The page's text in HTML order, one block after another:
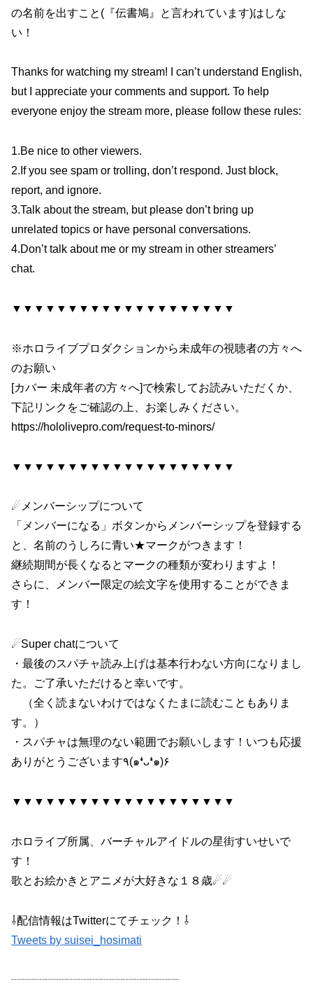
の名前を出すこと(『伝書鳩』と言われています)はしな
い！
Thanks for watching my stream! I can’t understand English,
but I appreciate your comments and support. To help
everyone enjoy the stream more, please follow these rules:
1.Be nice to other viewers.
2.If you see spam or trolling, don’t respond. Just block,
report, and ignore.
3.Talk about the stream, but please don’t bring up
unrelated topics or have personal conversations.
4.Don’t talk about me or my stream in other streamers’
chat.
▼▼▼▼▼▼▼▼▼▼▼▼▼▼▼▼▼▼▼▼
※ホロライブプロダクションから未成年の視聴者の方々へ
のお願い
[カバー 未成年者の方々へ]で検索してお読みいただくか、
下記リンクをご確認の上、お楽しみください。
https://hololivepro.com/request-to-minors/
▼▼▼▼▼▼▼▼▼▼▼▼▼▼▼▼▼▼▼▼
☄メンバーシップについて
「メンバーになる」ボタンからメンバーシップを登録する
と、名前のうしろに青い★マークがつきます！
継続期間が長くなるとマークの種類が変わりますよ！
さらに、メンバー限定の絵文字を使用することができま
す！
☄Super chatについて
・最後のスパチャ読み上げは基本行わない方向になりまし
た。ご了承いただけると幸いです。
（全く読まないわけではなくたまに読むこともありま
す。）
・スパチャは無理のない範囲でお願いします！いつも応援
ありがとうございます٩(๑❛ᴗ❛๑)۶
▼▼▼▼▼▼▼▼▼▼▼▼▼▼▼▼▼▼▼▼
ホロライブ所属、バーチャルアイドルの星街すいせいで
す！
歌とお絵かきとアニメが大好きな１８歳☄☄
⇩配信情報はTwitterにてチェック！⇩
Tweets by suisei_hosimati
┈┈┈┈┈┈┈┈┈┈┈┈┈┈┈